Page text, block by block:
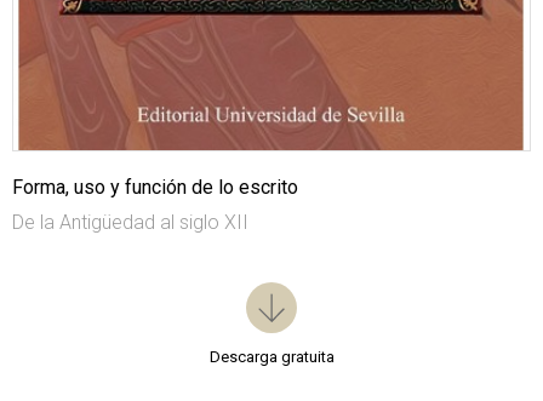
Forma, uso y función de lo escrito
De la Antigüedad al siglo XII
Descarga gratuita